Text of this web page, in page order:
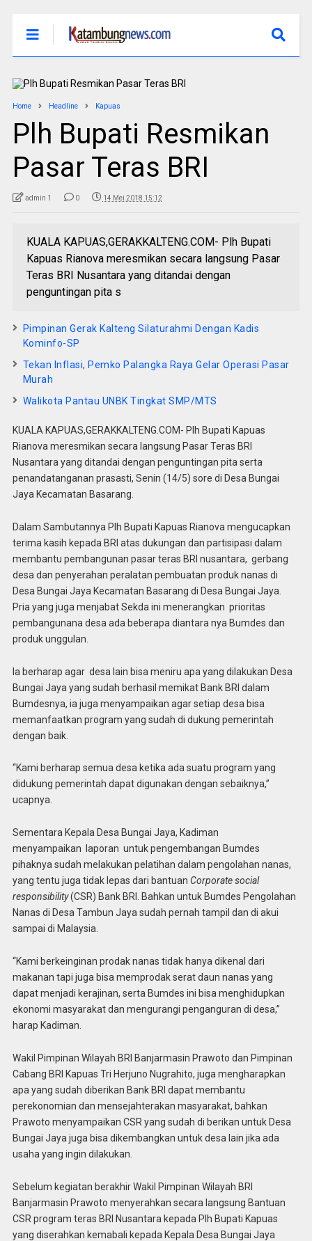
Home Headline Kapuas
Plh Bupati Resmikan
Pasar Teras BRI
admin 1 0 14 Mei 2018 15:12
KUALA KAPUAS,GERAKKALTENG.COM- Plh Bupati
Kapuas Rianova meresmikan secara langsung Pasar
Teras BRI Nusantara yang ditandai dengan
penguntingan pita s
Pimpinan Gerak Kalteng Silaturahmi Dengan Kadis
Kominfo-SP
Tekan Inflasi, Pemko Palangka Raya Gelar Operasi Pasar
Murah
Walikota Pantau UNBK Tingkat SMP/MTS
KUALA KAPUAS,GERAKKALTENG.COM- Plh Bupati Kapuas
Rianova meresmikan secara langsung Pasar Teras BRI
Nusantara yang ditandai dengan penguntingan pita serta
penandatanganan prasasti, Senin (14/5) sore di Desa Bungai
Jaya Kecamatan Basarang.
Dalam Sambutannya Plh Bupati Kapuas Rianova mengucapkan
terima kasih kepada BRI atas dukungan dan partisipasi dalam
membantu pembangunan pasar teras BRI nusantara, gerbang
desa dan penyerahan peralatan pembuatan produk nanas di
Desa Bungai Jaya Kecamatan Basarang di Desa Bungai Jaya.
Pria yang juga menjabat Sekda ini menerangkan prioritas
pembangunana desa ada beberapa diantara nya Bumdes dan
produk unggulan.
Ia berharap agar desa lain bisa meniru apa yang dilakukan Desa
Bungai Jaya yang sudah berhasil memikat Bank BRI dalam
Bumdesnya, ia juga menyampaikan agar setiap desa bisa
memanfaatkan program yang sudah di dukung pemerintah
dengan baik.
“Kami berharap semua desa ketika ada suatu program yang
didukung pemerintah dapat digunakan dengan sebaiknya,”
ucapnya.
Sementara Kepala Desa Bungai Jaya, Kadiman
menyampaikan laporan untuk pengembangan Bumdes
pihaknya sudah melakukan pelatihan dalam pengolahan nanas,
yang tentu juga tidak lepas dari bantuan Corporate social
responsibility(CSR) Bank BRI. Bahkan untuk Bumdes Pengolahan
Nanas di Desa Tambun Jaya sudah pernah tampil dan di akui
sampai di Malaysia.
“Kami berkeinginan prodak nanas tidak hanya dikenal dari
makanan tapi juga bisa memprodak serat daun nanas yang
dapat menjadi kerajinan, serta Bumdes ini bisa menghidupkan
ekonomi masyarakat dan mengurangi penganguran di desa,”
harap Kadiman.
Wakil Pimpinan Wilayah BRI Banjarmasin Prawoto dan Pimpinan
Cabang BRI Kapuas Tri Herjuno Nugrahito, juga mengharapkan
apa yang sudah diberikan Bank BRI dapat membantu
perekonomian dan mensejahterakan masyarakat, bahkan
Prawoto menyampaikan CSR yang sudah di berikan untuk Desa
Bungai Jaya juga bisa dikembangkan untuk desa lain jika ada
usaha yang ingin dilakukan.
Sebelum kegiatan berakhir Wakil Pimpinan Wilayah BRI
Banjarmasin Prawoto menyerahkan secara langsung Bantuan
CSR program teras BRI Nusantara kepada Plh Bupati Kapuas
yang diserahkan kemabali kepada Kepala Desa Bungai Jaya